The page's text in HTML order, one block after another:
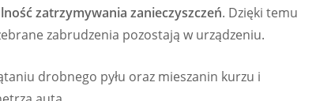
zatrzymywania zanieczyszczeń. Dzięki temu
zabrudzenia pozostają w urządzeniu.
drobnego pyłu oraz mieszanin kurzu i